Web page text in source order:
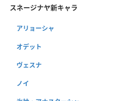
スネージナヤ新キャラ
アリョーシャ
オデット
ヴェスナ
ノイ